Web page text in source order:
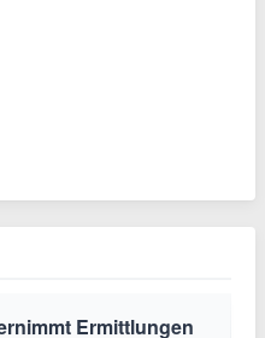
Ermittlungen